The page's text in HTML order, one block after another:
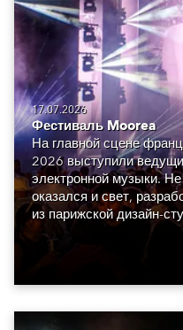
17.07.2026
Фестиваль Moorea
На главной сцене
2026 выступили
электронной музыки.
оказался и свет,
из парижской дизайн-
составили сорок